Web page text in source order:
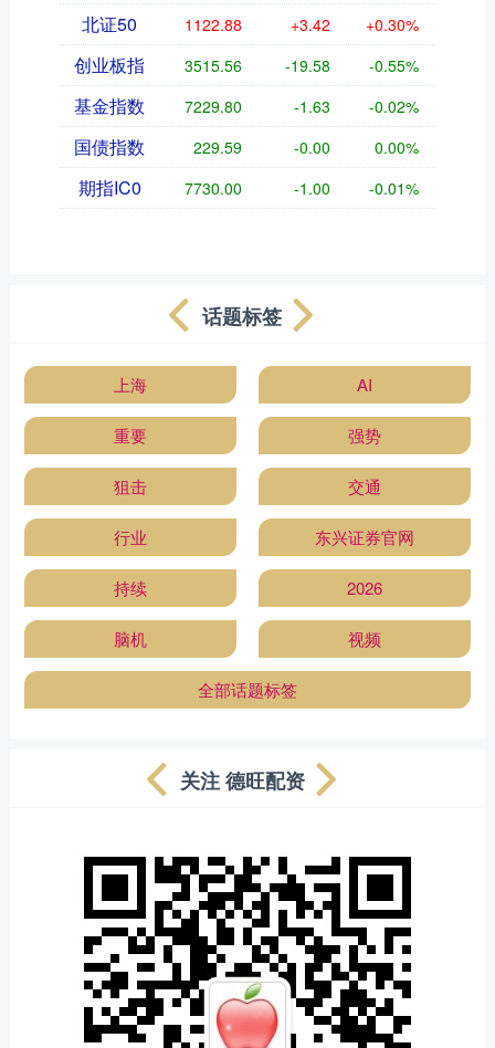
北证50 1122.88 +3.42 +0.30%
创业板指 3515.56 -19.58 -0.55%
基金指数 7229.80 -1.63 -0.02%
国债指数 229.59 -0.00 0.00%
期指IC0 7730.00 -1.00 -0.01%
话题标签
上海 AI
重要 强势
狙击 交通
行业 东兴证券官网
持续 2026
脑机 视频
全部话题标签
关注 德旺配资